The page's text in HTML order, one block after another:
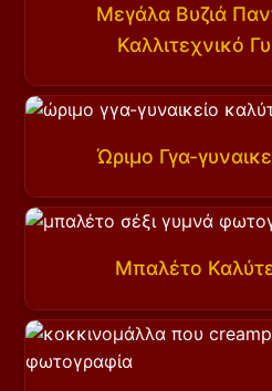
Μεγάλα Βυζιά
Καλλιτεχνικό
Ώριμο Γγα-
Μπαλέτο